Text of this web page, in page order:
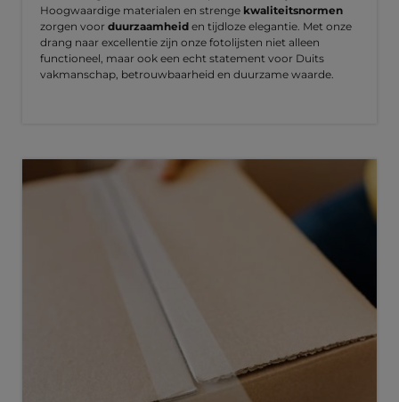
Hoogwaardige materialen en strenge kwaliteitsnormen
zorgen voor duurzaamheid en tijdloze elegantie. Met onze
drang naar excellentie zijn onze fotolijsten niet alleen
functioneel, maar ook een echt statement voor Duits
vakmanschap, betrouwbaarheid en duurzame waarde.